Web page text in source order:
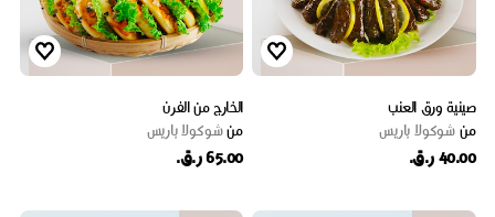
صينية ورق العنب
من شوكولا باريس
40.00 ر.ق.
الخارج من الفرن
منشوكولا باريس
65.00 ر.ق.